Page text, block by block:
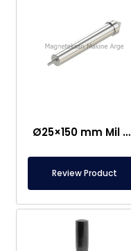
Ø25×150 mm Mil Bağlantılı Çubuq Maqnit – Güllə Tipli Başlıq
Review Product